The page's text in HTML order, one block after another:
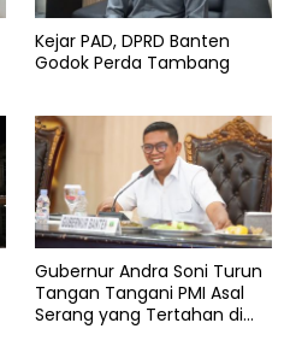
Kejar PAD, DPRD Banten
Godok Perda Tambang
Gubernur Andra Soni Turun
Tangan Tangani PMI Asal
Serang yang Tertahan di